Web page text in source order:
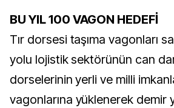
BU YIL 100 VAGON HEDEFİ
Tır dorsesi taşıma vagonları
yolu lojistik sektörünün can
dorselerinin yerli ve milli
vagonlarına yüklenerek demir